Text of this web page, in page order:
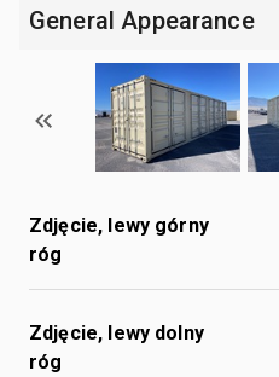
General Appearance
Zdjęcie, lewy górny
róg
Zdjęcie, lewy dolny
róg